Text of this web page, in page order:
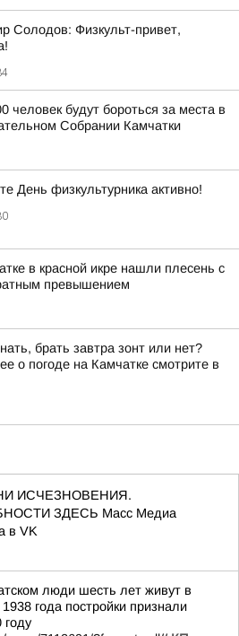
Солодов: Физкульт-привет,
человек будут бороться за места в
Собрании Камчатки
День физкультурника активно!
в красной икре нашли плесень с
превышением
брать завтра зонт или нет?
о погоде на Камчатке смотрите в
ИСЧЕЗНОВЕНИЯ.
ЗДЕСЬ Масс Медиа
в VK
люди шесть лет живут в
года постройки признали